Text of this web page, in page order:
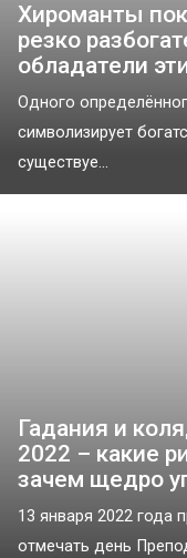
Хироманты
резко
обладатели
Одного
символизирует
существуе...
Гадания и
2022 – какие
зачем щедро
13 января 2022 года
отмечать день